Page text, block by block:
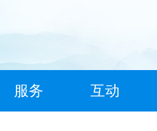
服务 互动